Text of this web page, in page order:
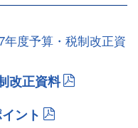
年度予算・税制改正資
改正資料
ント